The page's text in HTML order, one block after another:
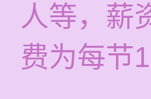
人等，薪
费为每节